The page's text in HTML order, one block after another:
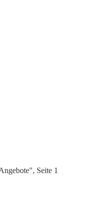
Seite 1